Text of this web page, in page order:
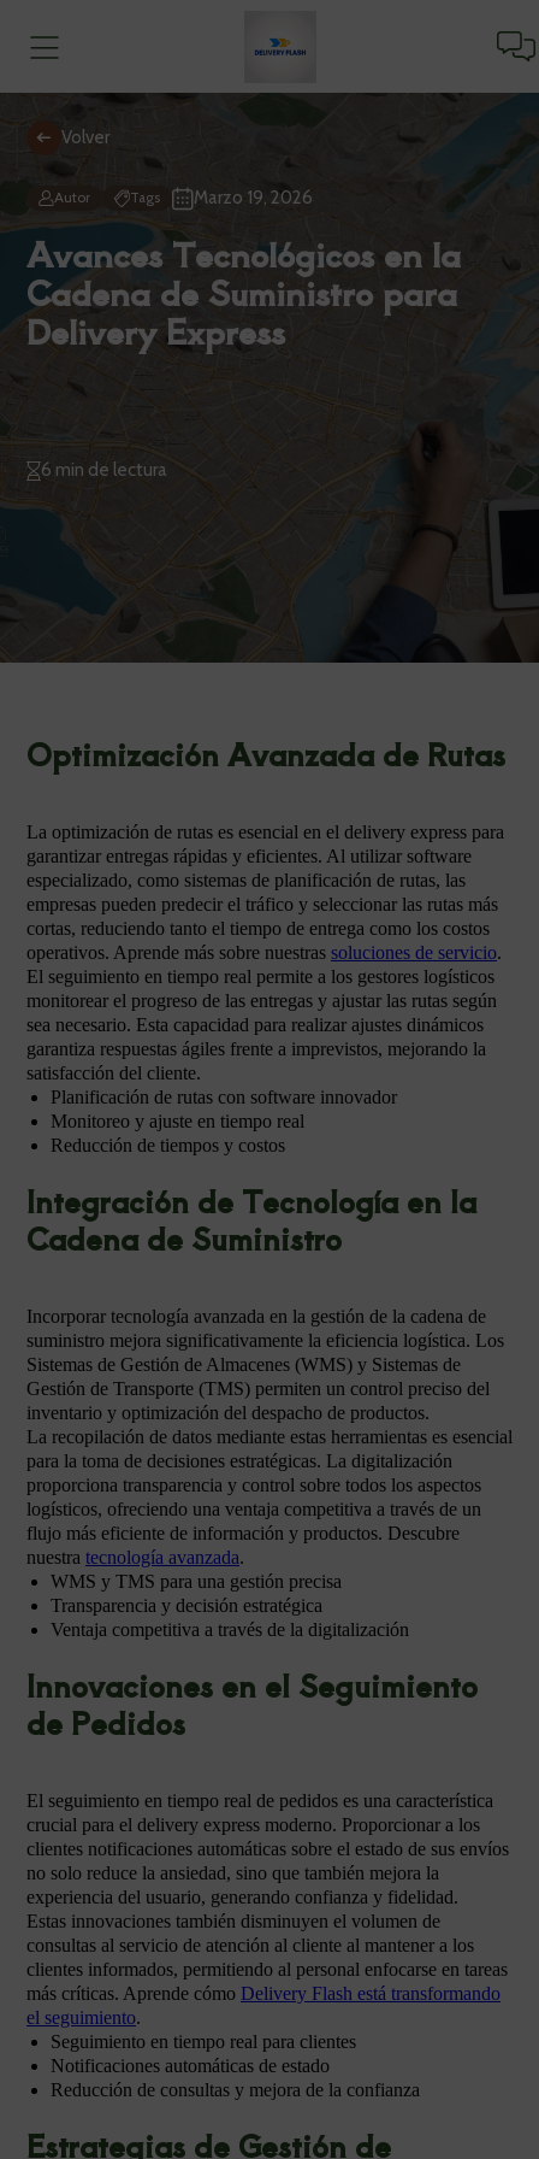
Volver
Autor Tags Marzo 19, 2026
Avances Tecnológicos en la
Cadena de Suministro para
Delivery Express
6 min de lectura
Optimización Avanzada de Rutas
La optimización de rutas es esencial en el delivery express para
garantizar entregas rápidas y eficientes. Al utilizar software
especializado, como sistemas de planificación de rutas, las
empresas pueden predecir el tráfico y seleccionar las rutas más
cortas, reduciendo tanto el tiempo de entrega como los costos
operativos. Aprende más sobre nuestras soluciones de servicio.
El seguimiento en tiempo real permite a los gestores logísticos
monitorear el progreso de las entregas y ajustar las rutas según
sea necesario. Esta capacidad para realizar ajustes dinámicos
garantiza respuestas ágiles frente a imprevistos, mejorando la
satisfacción del cliente.
Planificación de rutas con software innovador
Monitoreo y ajuste en tiempo real
Reducción de tiempos y costos
Integración de Tecnología en la
Cadena de Suministro
Incorporar tecnología avanzada en la gestión de la cadena de
suministro mejora significativamente la eficiencia logística. Los
Sistemas de Gestión de Almacenes (WMS) y Sistemas de
Gestión de Transporte (TMS) permiten un control preciso del
inventario y optimización del despacho de productos.
La recopilación de datos mediante estas herramientas es esencial
para la toma de decisiones estratégicas. La digitalización
proporciona transparencia y control sobre todos los aspectos
logísticos, ofreciendo una ventaja competitiva a través de un
flujo más eficiente de información y productos. Descubre
nuestra tecnología avanzada.
WMS y TMS para una gestión precisa
Transparencia y decisión estratégica
Ventaja competitiva a través de la digitalización
Innovaciones en el Seguimiento
de Pedidos
El seguimiento en tiempo real de pedidos es una característica
crucial para el delivery express moderno. Proporcionar a los
clientes notificaciones automáticas sobre el estado de sus envíos
no solo reduce la ansiedad, sino que también mejora la
experiencia del usuario, generando confianza y fidelidad.
Estas innovaciones también disminuyen el volumen de
consultas al servicio de atención al cliente al mantener a los
clientes informados, permitiendo al personal enfocarse en tareas
más críticas. Aprende cómo Delivery Flash está transformando
el seguimiento.
Seguimiento en tiempo real para clientes
Notificaciones automáticas de estado
Reducción de consultas y mejora de la confianza
Estrategias de Gestión de